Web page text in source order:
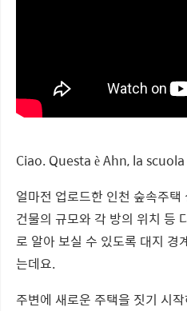
Ciao. Questa è Ahn, la
얼마전 업로드한 인천 숲속주
건물의 규모와 각 방의 위치 등
로 알아 보실 수 있도록 대지 경
는데요.
주변에 새로운 주택을 짓기 시